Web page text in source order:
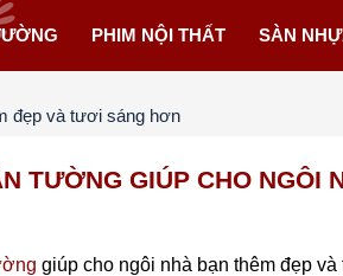
PHIM NỘI THẤT SÀN
đẹp và tươi sáng hơn
TƯỜNG GIÚP CHO
giúp cho ngôi nhà bạn thêm đẹp